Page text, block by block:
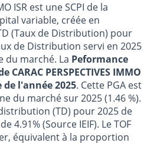
ISR est une SCPI de la
variable, créée en
(Taux de Distribution) pour
de Distribution servi en 2025
du marché. La Peformance
PERSPECTIVES IMMO
de l'année 2025. Cette PGA est
du marché sur 2025 (1.46 %).
(TD) pour 2025 de
4.91% (Source IEIF). Le TOF
équivalent à la proportion